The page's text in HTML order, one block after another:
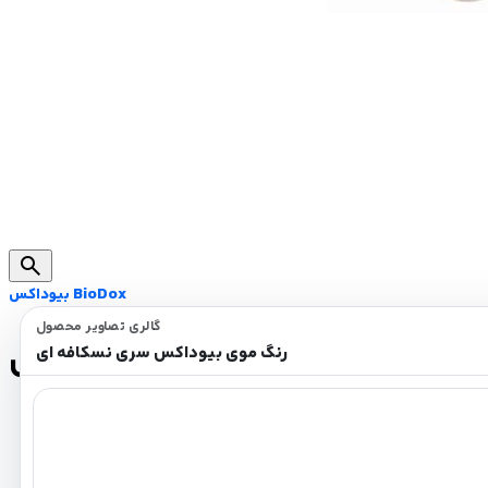
search
گالری تصاویر محصول
رنگ موی بیوداکس سری نسکافه ای
بیوداکس BioDox
موی بیوداکس سری نسکافه ای